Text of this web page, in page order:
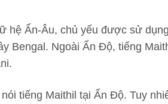
hệ Ấn-Âu, chủ yếu được sử
Bengal. Ngoài Ấn Độ, tiếng
tiếng Maithil tại Ấn Độ. Tuy